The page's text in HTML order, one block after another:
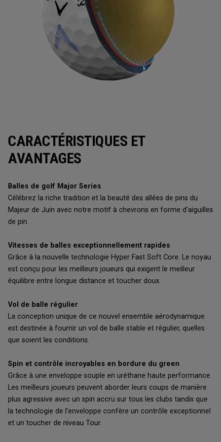
CARACTÉRISTIQUES ET
AVANTAGES
Balles de golf Major Series
Célébrez la riche tradition et la beauté des allées de pins du
Majeur de Juin avec notre motif à chevrons en forme d'aiguilles
de pin.
Vitesses de balles exceptionnellement rapides
Grâce à la nouvelle technologie Hyper Fast Soft Core. Le noyau
est conçu pour les meilleurs joueurs qui exigent le meilleur
équilibre entre longue distance et toucher doux.
Vol de balle régulier
La conception unique de ce nouvel ensemble aérodynamique
est destinée à fournir un vol de balle stable et régulier, quelles
que soient les conditions.
Spin et contrôle incroyables en bordure du green
Grâce à une enveloppe souple en uréthane haute performance.
Les meilleurs joueurs peuvent aborder leurs coups de manière
plus agressive avec un spin accru sur tous les clubs tandis que
la technologie de l’enveloppe confère un contrôle exceptionnel
et un toucher de niveau Tour.